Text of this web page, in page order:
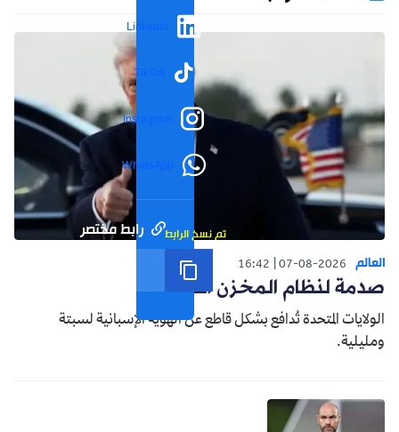
LinkedIn
TikTok
Instagram
WhatsApp
رابط مختصر تم نسخ الرابط
العالم 07-08-2026
16:42
صدمة لنظام المخزن التوسعي
الولايات المتحدة تُدافع بشكل قاطع عن الهوية الإسبانية لسبتة
ومليلية.